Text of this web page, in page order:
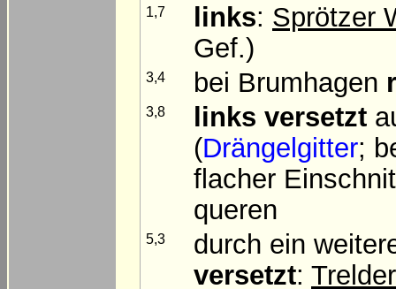
1,7 links: Sprötzer
Gef.)
3,4 bei Brumhagen
3,8 links versetzt
(Drängelgitter;
flacher
queren
5,3
durch ein
versetzt: